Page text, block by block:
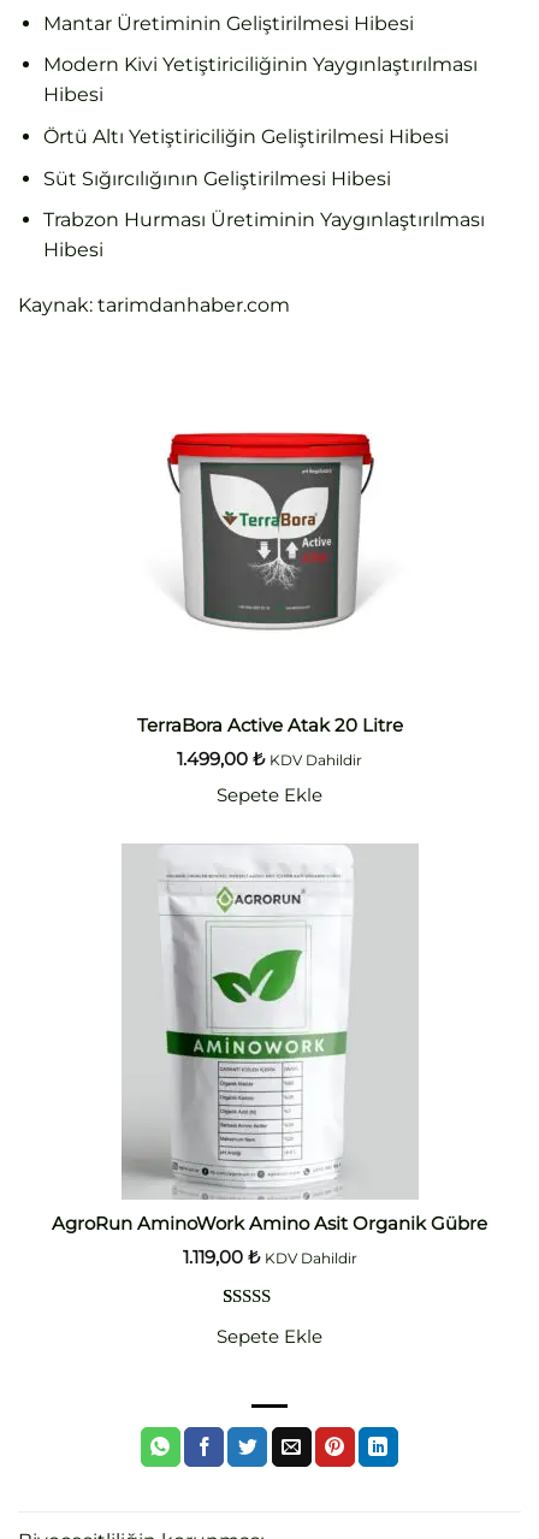
Mantar Üretiminin Geliştirilmesi Hibesi
Modern Kivi Yetiştiriciliğinin Yaygınlaştırılması
Hibesi
Örtü Altı Yetiştiriciliğin Geliştirilmesi Hibesi
Süt Sığırcılığının Geliştirilmesi Hibesi
Trabzon Hurması Üretiminin Yaygınlaştırılması
Hibesi
Kaynak: tarimdanhaber.com
TerraBora Active Atak 20 Litre
1.499,00 ₺ KDV Dahildir
Sepete Ekle
AgroRun AminoWork Amino Asit Organik Gübre
1.119,00 ₺ KDV Dahildir
puanına
5 üzerinden
5.00puan
aldı
Sepete Ekle